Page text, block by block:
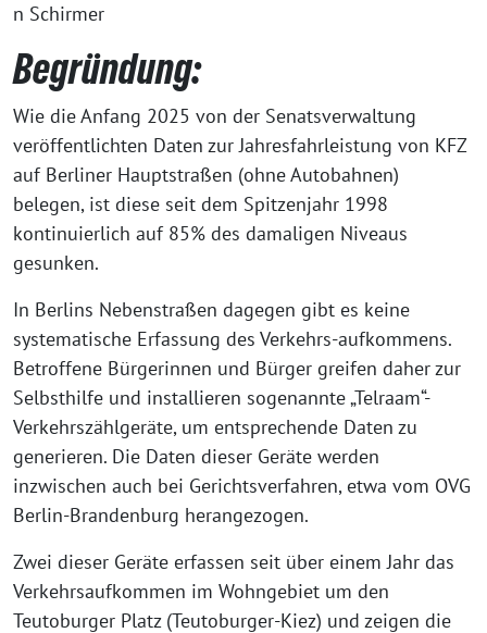
n Schirmer
Begründung:
Wie die Anfang 2025 von der Senatsverwaltung
veröffentlichten Daten zur Jahresfahrleistung von KFZ
auf Berliner Hauptstraßen (ohne Autobahnen)
belegen, ist diese seit dem Spitzenjahr 1998
kontinuierlich auf 85% des damaligen Niveaus
gesunken.
In Berlins Nebenstraßen dagegen gibt es keine
systematische Erfassung des Verkehrs-aufkommens.
Betroffene Bürgerinnen und Bürger greifen daher zur
Selbsthilfe und installieren sogenannte „Telraam“-
Verkehrszählgeräte, um entsprechende Daten zu
generieren. Die Daten dieser Geräte werden
inzwischen auch bei Gerichtsverfahren, etwa vom OVG
Berlin-Brandenburg herangezogen.
Zwei dieser Geräte erfassen seit über einem Jahr das
Verkehrsaufkommen im Wohngebiet um den
Teutoburger Platz (Teutoburger-Kiez) und zeigen die